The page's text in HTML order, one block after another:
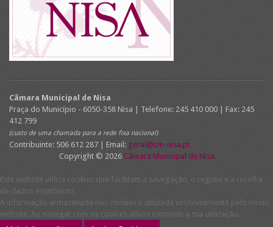
Câmara Municipal de Nisa
Praça do Município - 6050-358 Nisa | Telefone: 245 410 000 | Fax: 245
412 799
(custo de uma chamada para a rede fixa nacional)
Contribuinte: 506 612 287 | Email: geral@cm-nisa.pt
Copyright © 2026 Câmara Municipal de Nisa
Este website utiliza cookies que facilitam a navegação, o registo e a recolha
de dados estatísticos.
A informação armazenada nos cookies é utilizada exclusivamente pelo nosso
website. Ao navegar com os cookies ativos consente a sua utilização.